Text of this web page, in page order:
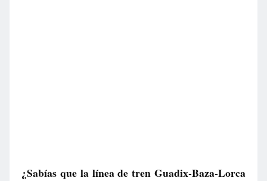
¿Sabías que la línea de tren Guadix-Baza-Lorca